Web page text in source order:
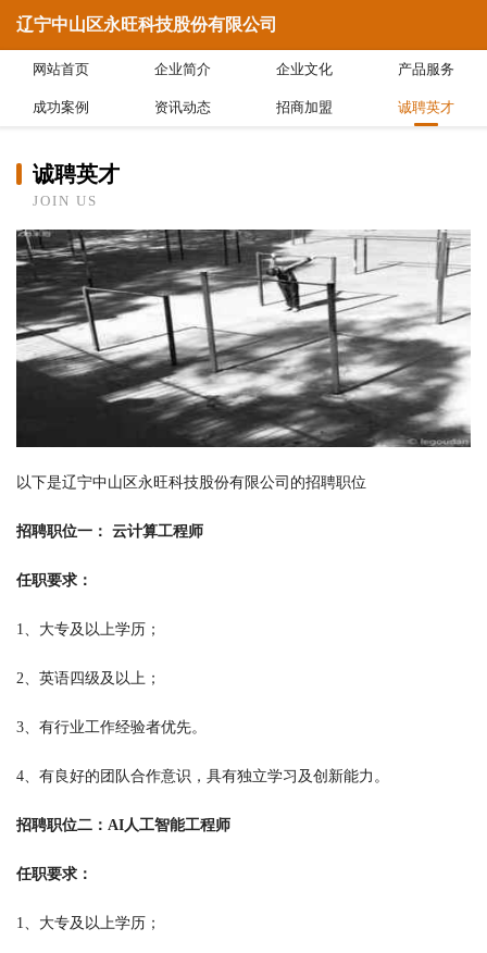
辽宁中山区永旺科技股份有限公司
网站首页 企业简介 企业文化 产品服务
成功案例 资讯动态 招商加盟 诚聘英才
诚聘英才
JOIN US
以下是辽宁中山区永旺科技股份有限公司的招聘职位
招聘职位一： 云计算工程师
任职要求：
1、大专及以上学历；
2、英语四级及以上；
3、有行业工作经验者优先。
4、有良好的团队合作意识，具有独立学习及创新能力。
招聘职位二：AI人工智能工程师
任职要求：
1、大专及以上学历；